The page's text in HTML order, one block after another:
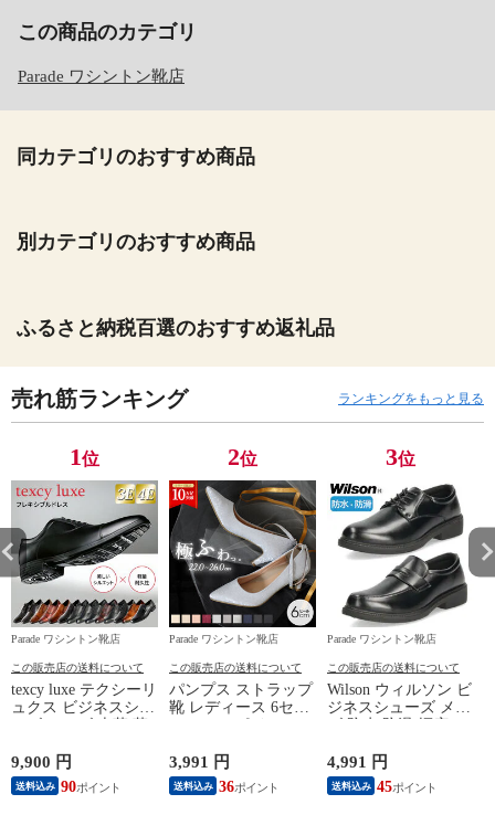
この商品のカテゴリ
Parade ワシントン靴店
同カテゴリのおすすめ商品
別カテゴリのおすすめ商品
ふるさと納税百選のおすすめ返礼品
売れ筋ランキング ランキングをもっと見る
1位
Parade ワシントン靴店
この販売店の送料について
texcy luxe テクシーリ
ュクス ビジネスシュ
フレキシブルドレス
27.5cm TU7796（4E/
ブラック）
9,900 円
送料込み 90
2位
Parade ワシントン靴店
この販売店の送料について
パンプス ストラップ
靴 レディース 6セン
っ Parade 23.5cm ラ
イトグレーレース
3,991 円
送料込み 36
3位
Parade ワシントン靴店
この販売店の送料について
Wilson ウィルソン ビ
ジネスシューズ メン
8102（ローファー）
4,991 円
送料込み 45